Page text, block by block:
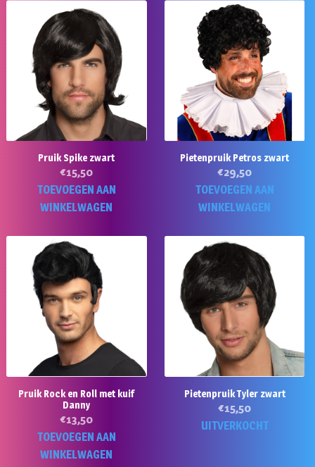
Pruik Spike zwart
€15,50
TOEVOEGEN AAN
WINKELWAGEN
Pietenpruik Petros zwart
€29,50
TOEVOEGEN AAN
WINKELWAGEN
Pruik Rock en Roll met kuif
Danny
€13,50
TOEVOEGEN AAN
WINKELWAGEN
Pietenpruik Tyler zwart
€15,50
UITVERKOCHT